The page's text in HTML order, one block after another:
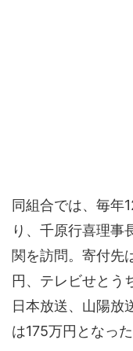
同組合では、毎年
り、千原行喜理事
関を訪問。寄付先
円、テレビせとう
日本放送、山陽放
は175万円となった